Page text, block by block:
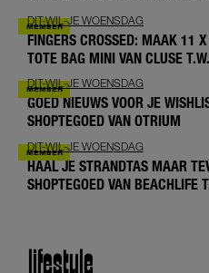
DIT-WIL-JE WOENSDAG
FINGERS CROSSED: MAAK 11
TOTE BAG MINI VAN CLUSE
DIT-WIL-JE WOENSDAG
GOED NIEUWS VOOR JE
SHOPTEGOED VAN OTRIUM
DIT-WIL-JE WOENSDAG
HAAL JE STRANDTAS MAAR
SHOPTEGOED VAN BEACHLIFE